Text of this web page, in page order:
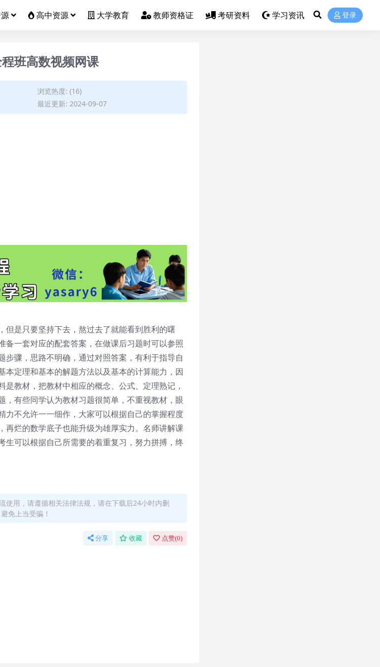
高中资源 大学教育 教师资格证 考研资料 学习资讯 登录
班高数视频网课
浏览热度: (16)
最近更新: 2024-09-07
但是只要坚持下去，熬过去了就能看到胜利的曙
一套对应的配套答案，在做课后习题时可以参照
骤，思路不明确，通过对照答案，有利于指导自
定理和基本的解题方法以及基本的计算能力，因
教材，把教材中相应的概念、公式、定理熟记，
有些同学认为教材习题很简单，不重视教材，眼
不允许一一细作，大家可以根据自己的掌握程度
烂的数学底子也能升级为雄厚实力。名师讲解课
可以根据自己所需要的着重复习，努力拼搏，终
使用，请遵循相关法律法规，请在下载后24小时内删
免上当受骗！
分享 收藏 点赞(0)